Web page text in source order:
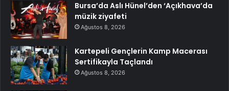
Bursa’da Aslı Hünel’den ‘Açıkhava’da
müzik ziyafeti
Ağustos 8, 2026
Kartepeli Gençlerin Kamp Macerası
Sertifikayla Taçlandı
Ağustos 8, 2026